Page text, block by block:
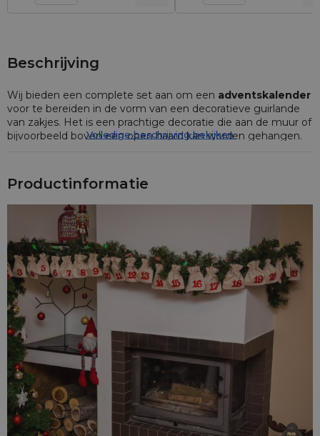
Beschrijving
Wij bieden een complete set aan om een adventskalender
voor te bereiden in de vorm van een decoratieve guirlande
van zakjes. Het is een prachtige decoratie die aan de muur of
bijvoorbeeld boven een open haard kan worden gehangen.
24 stuks jutezakjes 12 x 15 cm in een naturel lichte kleur,
Een snoer van jute,
Wasknijpers in een natuurlijke kleur,
Een organza zakje om de set in te pakken.
Jutezakjes in een natuurlijke lichte kleurin combinatie
met de rode vilten nummers zorgen voor een eenvoudige
maar zeer indrukwekkende kerstversiering.
Maak het aftellen van de dagen tot kerstavond aangenaam
voor uzelf en uw geliefden. Zorg voor snoepjes of andere
kleine cadeautjes, verpak ze in de jute zakjes. Zorg ervoor
dat de hele adventperiode werkelijk vervuld is van magie!
Alle onze zakjes zijn handgemaakt. De plaatsing van de
decoratieve applique/print in individuele stukken kan
enigszins afwijken van de op de foto's getoonde plaats.
Volledige beschrijving bekijken
Productinformatie